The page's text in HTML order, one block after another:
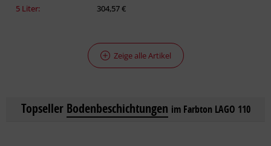
5 Liter:
304,57 €
Zeige alle Artikel
Topseller Bodenbeschichtungen im Farbton LAGO 110